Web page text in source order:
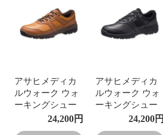
アサヒメディカ
ルウォーク ウォ
ーキングシュー
ズ レディース メ
ンズ 防水 ゴアテ
24,200円
アサヒメディカ
ルウォーク ウォ
ーキングシュー
ズ レディース メ
ンズ 防水 ゴアテ
24,200円